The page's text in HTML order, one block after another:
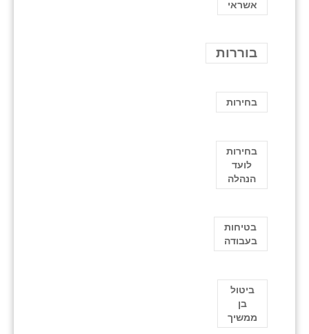
אשראי
בוררות
בחירות
בחירות
לועד
הנהלה
בטיחות
בעבודה
ביטול
בן
ממשיך